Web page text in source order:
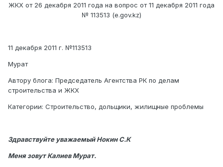
ЖКХ от 26 декабря 2011 года на вопрос от 11 декабря 2011 года
№ 113513 (e.gov.kz)
11 декабря 2011 г. №113513
Мурат
Автору блога: Председатель Агентства РК по делам
строительства и ЖКХ
Категории: Строительство, дольщики, жилищные проблемы
Здравствуйте уважаемый Нокин С.К
Меня зовут Калиев Мурат.